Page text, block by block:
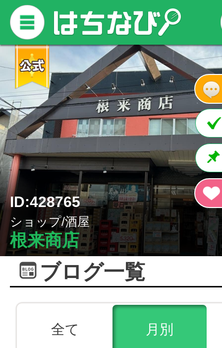
ID:428765
ショップ/酒屋
根来商店
ブログ一覧
全て 月別